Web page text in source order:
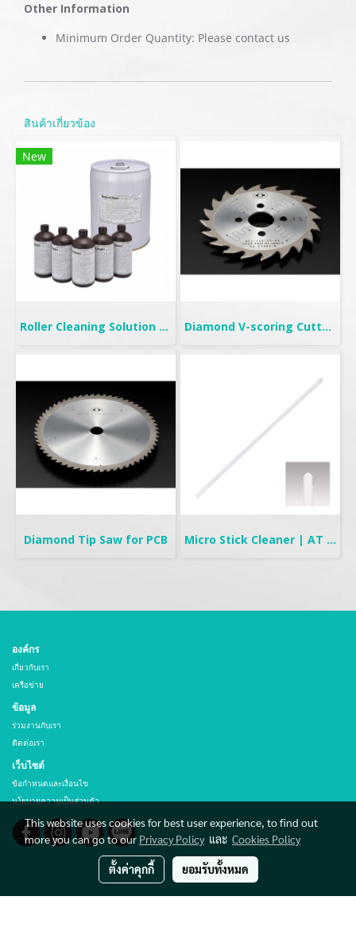
Other Information
Minimum Order Quantity: Please contact us
สินค้าเกี่ยวข้อง
New
Roller Cleaning Solution | TC-315FL & TC-325NF Diamond V-scoring Cutter for PCB
Diamond Tip Saw for PCB Micro Stick Cleaner | AT Stick
องค์กร
เกี่ยวกับเรา
เครือข่าย
ข้อมูล
ร่วมงานกับเรา
ติดต่อเรา
เว็บไซต์
ข้อกำหนดและเงื่อนไข
นโยบายความเป็นส่วนตัว
This website uses cookies for best user experience, to find out
more you can go to our Privacy Policyและ Cookies Policy
ตั้งค่าคุกกี้ ยอมรับทั้งหมด